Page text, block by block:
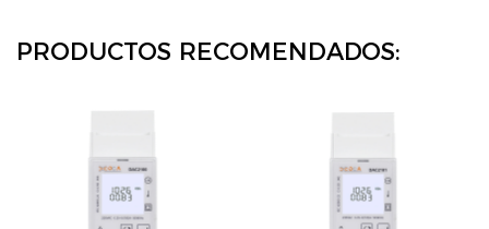
las bombas de agua, equipos de riego, etc. para
lograr un riego preciso y un riego que ahorre
PRODUCTOS RECOMENDADOS: